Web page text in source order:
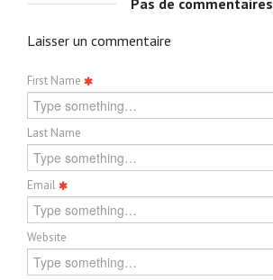
Laisser un commentaire
First Name
Last Name
Email
Website